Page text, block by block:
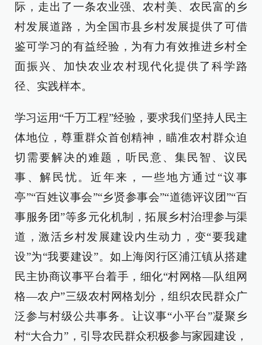
际，走出了一条农业强、农村美、农民富的乡
村发展道路，为全国市县乡村发展提供了可借
鉴可学习的有益经验，为有力有效推进乡村全
面振兴、加快农业农村现代化提供了科学路
径、实践样本。
学习运用“千万工程”经验，要求我们坚持人民主
体地位，尊重群众首创精神，瞄准农村群众迫
切需要解决的难题，听民意、集民智、议民
事、解民忧。近年来，一些地方通过“议事
亭”“百姓议事会”“乡贤参事会”“道德评议团”“百
事服务团”等多元化机制，拓展乡村治理参与渠
道，激活乡村发展建设内生动力，变“要我建
设”为“我要建设”。如上海闵行区浦江镇从搭建
民主协商议事平台着手，细化“村网格—队组网
格—农户”三级农村网格划分，组织农民群众广
泛参与村级公共事务。让议事“小平台”凝聚乡
村“大合力”，引导农民群众积极参与家园建设，